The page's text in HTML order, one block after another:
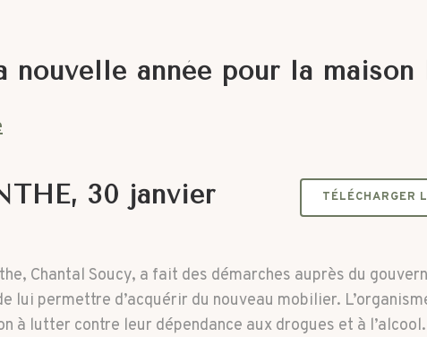
nouvelle année pour la maison
30 janvier
TÉLÉCHARGER
Chantal Soucy, a fait des démarches auprès du
lui permettre d’acquérir du nouveau mobilier.
à lutter contre leur dépendance aux drogues et à l’alcool.